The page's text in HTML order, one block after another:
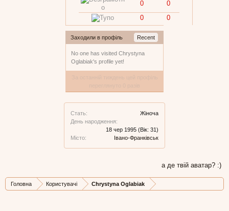
0
0
0
0
Заходили в профіль Recent
No one has visited Chrystyna
Oglabiak's profile yet!
Стать:
Жіноча
День народження:
18 чер 1995 (Вік: 31)
Місто:
Івано-Франківськ
а де твій аватар? :)
Головна Користувачі Chrystyna Oglabiak